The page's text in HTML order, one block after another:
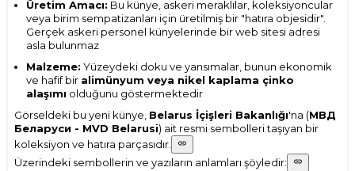
Üretim Amacı: Bu künye, askeri meraklılar, koleksiyoncular
veya birim sempatizanları için üretilmiş bir "hatıra objesidir".
Gerçek askeri personel künyelerinde bir web sitesi adresi
asla bulunmaz
Malzeme: Yüzeydeki doku ve yansımalar, bunun ekonomik
ve hafif bir alimünyum veya nikel kaplama çinko
alaşımı olduğunu göstermektedir
Görseldeki bu yeni künye, Belarus İçişleri Bakanlığı'na (МВД
Беларуси - MVD Belarusi) ait resmi sembolleri taşıyan bir
koleksiyon ve hatıra parçasıdır.
Üzerindeki sembollerin ve yazıların anlamları şöyledir: